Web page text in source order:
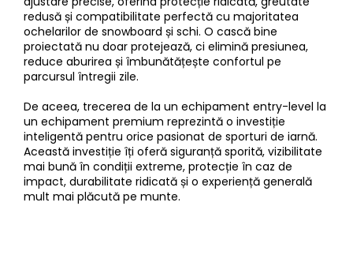
redusă și compatibilitate perfectă cu majoritatea
ochelarilor de snowboard și schi. O cască bine
proiectată nu doar protejează, ci elimină presiunea,
reduce aburirea și îmbunătățește confortul pe
parcursul întregii zile.
De aceea, trecerea de la un echipament entry-level la
un echipament premium reprezintă o investiție
inteligentă pentru orice pasionat de sporturi de iarnă.
Această investiție îți oferă siguranță sporită, vizibilitate
mai bună în condiții extreme, protecție în caz de
impact, durabilitate ridicată și o experiență generală
mult mai plăcută pe munte.